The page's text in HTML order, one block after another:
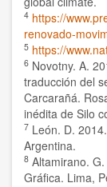
4 https://
renovado-
5 https://
6 Novotny. A.
traducción del
Carcarañá.
inédita de Silo
7 León. D.
Argentina.
8 Altamirano.
Gráfica. Lima,